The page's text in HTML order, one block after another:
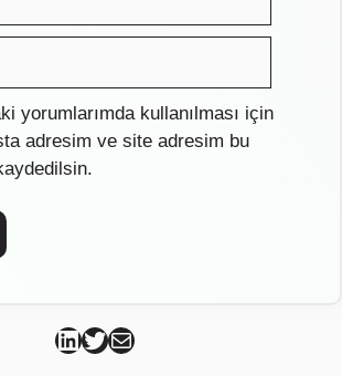
yorumlarımda kullanılması için
adresim ve site adresim bu
Can Kütahya Linkedin
Can Kütahya Twitter
Can Kütahya Mail